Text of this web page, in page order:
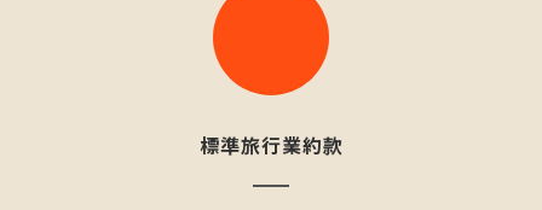
標準旅行業約款